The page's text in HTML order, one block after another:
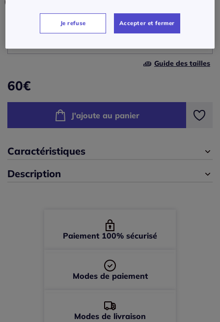
En stock
42 -En stock
44 -épuisé
Guide des tailles
60€
J'ajoute au panier
Caractéristiques
Description
Paiement 100% sécurisé
Modes de paiement
Modes de livraison
Je refuse Accepter et fermer